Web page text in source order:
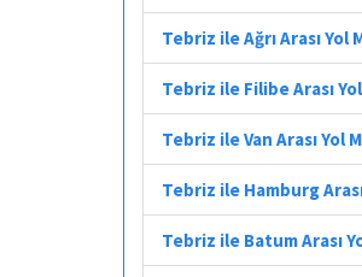
Tebriz ile Ağrı Arası
Tebriz ile Filibe Arası
Tebriz ile Van Arası Yol
Tebriz ile Hamburg
Tebriz ile Batum Arası